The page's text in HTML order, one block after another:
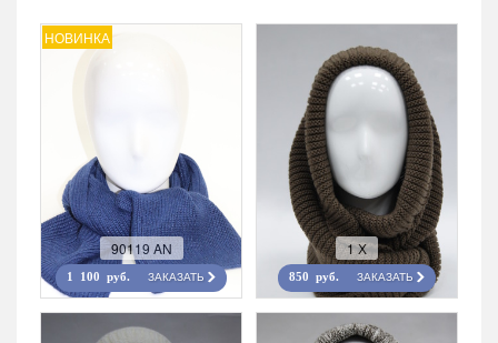
НОВИНКА
90119 AN
1 100 руб. ЗАКАЗАТЬ
1 Х
850 руб. ЗАКАЗАТЬ